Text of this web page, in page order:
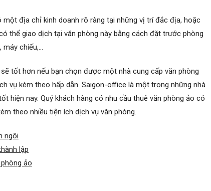
một địa chỉ kinh doanh rõ ràng tại những vị trí đắc địa, hoặc
thể giao dịch tại văn phòng này bằng cách đặt trước phòng
máy chiếu,…
tốt hơn nếu bạn chọn được một nhà cung cấp văn phòng
vụ kèm theo hấp dẫn. Saigon-office là một trong những nhà
hiện nay. Quý khách hàng có nhu cầu thuê văn phòng ảo có
theo nhiều tiện ích dịch vụ văn phòng.
ngôi
lập
ảo